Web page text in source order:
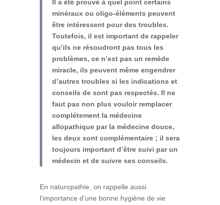
Il a été prouvé à quel point certains
minéraux ou oligo-éléments peuvent
être intéressent pour des troubles.
Toutefois, il est important de rappeler
qu’ils ne résoudront pas tous les
problèmes, ce n’est pas un remède
miracle, ils peuvent même engendrer
d’autres troubles si les indications et
conseils de sont pas respectés. Il ne
faut pas non plus vouloir remplacer
complétement la médecine
allopathique par la médecine douce,
les deux sont complémentaire ; il sera
toujours important d’être suivi par un
médecin et de suivre ses conseils.
En naturopathie, on rappelle aussi
l’importance d’une bonne hygiène de vie